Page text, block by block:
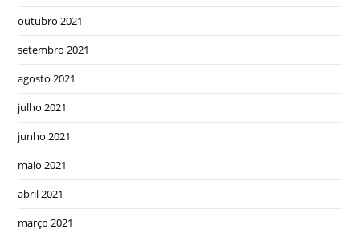
outubro 2021
setembro 2021
agosto 2021
julho 2021
junho 2021
maio 2021
abril 2021
março 2021